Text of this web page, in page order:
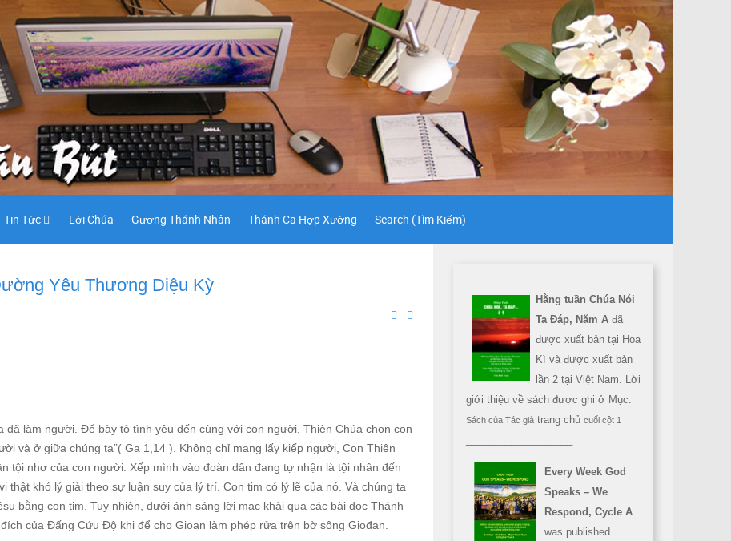
Tin Tức Lời Chúa Gương Thánh Nhân Thánh Ca Hợp Xướng Search (Tìm Kiếm)
Yêu Thương Diệu Kỳ
làm người. Để bày tỏ tình yêu đến cùng với con người, Thiên Chúa chọn con
và ở giữa chúng ta”( Ga 1,14 ). Không chỉ mang lấy kiếp người, Con Thiên
tội nhơ của con người. Xếp mình vào đoàn dân đang tự nhận là tội nhân đến
thật khó lý giải theo sự luận suy của lý trí. Con tim có lý lẽ của nó. Và chúng ta
bằng con tim. Tuy nhiên, dưới ánh sáng lời mạc khải qua các bài đọc Thánh
của Đấng Cứu Độ khi để cho Gioan làm phép rửa trên bờ sông Giođan.
Hằng tuần Chúa Nói
Ta Đáp, Năm A đã
được xuất bản tại Hoa
Kì và được xuất bản
lần 2 tại Việt Nam. Lời
giới thiệu về sách được ghi ở Mục:
Sách của Tác giả trang chủ cuối cột 1
Every Week God
Speaks – We
Respond, Cycle A
was published